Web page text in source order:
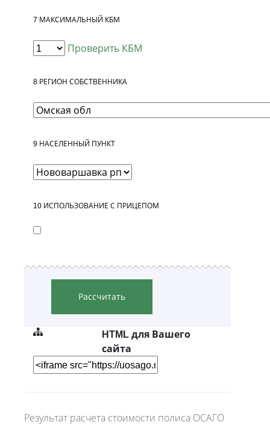
7 МАКСИМАЛЬНЫЙ КБМ
Проверить КБМ
8 РЕГИОН СОБСТВЕННИКА
9 НАСЕЛЕННЫЙ ПУНКТ
10 ИСПОЛЬЗОВАНИЕ С ПРИЦЕПОМ
Рассчитать
HTML для Вашего
сайта
Результат расчета стоимости полиса ОСАГО